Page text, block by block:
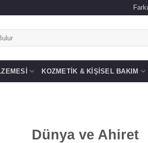
KOZMETIK & KIŞISEL BAKIM
Dünya ve Ahiret